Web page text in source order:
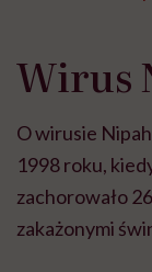
Wirus
O wirusie
1998 roku,
zachorowało
zakażonymi